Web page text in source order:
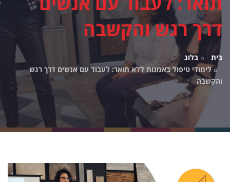
דרך רגש והקשבה
בית
בלוג
לימודי טיפול באמנות ללא תואר: לעבוד עם אנשים דרך רגש
והקשבה